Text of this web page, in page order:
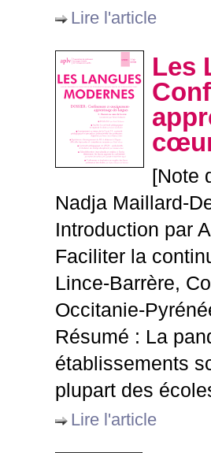
Lire l'article
Les
[Note
Nadja Maillard-
Introduction par
Faciliter la
Lince-Barrère,
Occitanie-
Résumé : La
établissements
plupart des
Lire l'article